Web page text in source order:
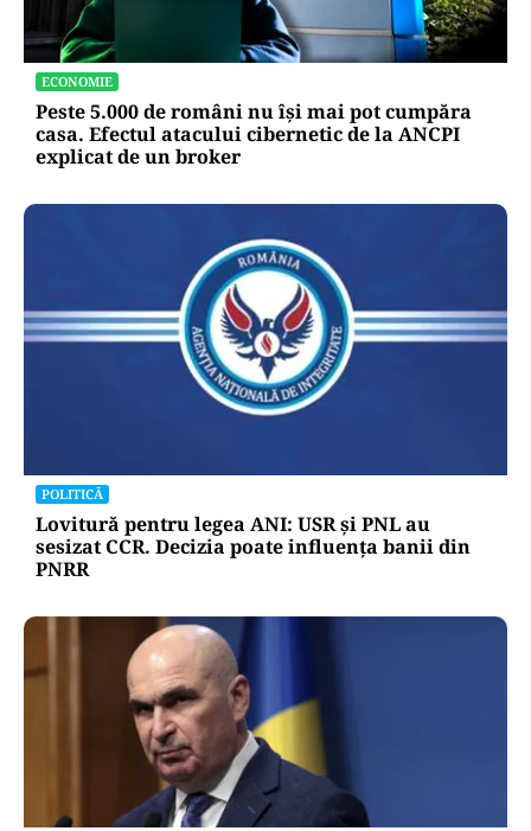
ECONOMIE
Peste 5.000 de români nu își mai pot cumpăra
casa. Efectul atacului cibernetic de la ANCPI
explicat de un broker
POLITICĂ
Lovitură pentru legea ANI: USR și PNL au
sesizat CCR. Decizia poate influența banii din
PNRR